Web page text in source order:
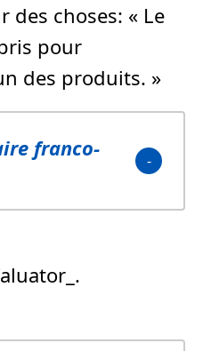
des choses: « Le
pour
des produits. »
franco-